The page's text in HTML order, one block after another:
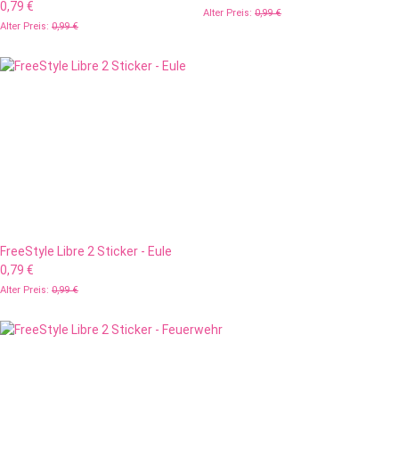
0,79 €
Alter Preis: 0,99 €
Alter Preis: 0,99 €
FreeStyle Libre 2 Sticker - Eule
0,79 €
Alter Preis: 0,99 €